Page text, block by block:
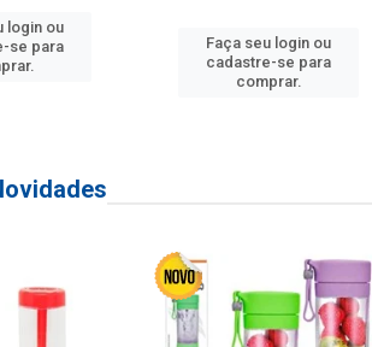
login ou
se para
Faça seu login ou
cadastre-se para
comprar.